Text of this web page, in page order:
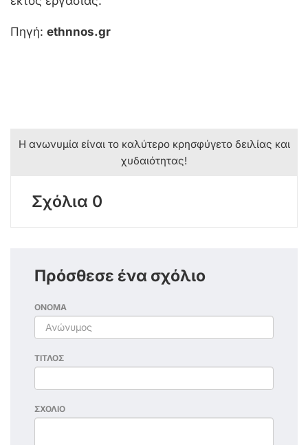
Πηγή: ethnnos.gr
Η ανωνυμία είναι το καλύτερο κρησφύγετο δειλίας και
χυδαιότητας!
Σχόλια 0
Πρόσθεσε ένα σχόλιο
ΟΝΟΜΑ
ΤΙΤΛΟΣ
ΣΧΟΛΙΟ